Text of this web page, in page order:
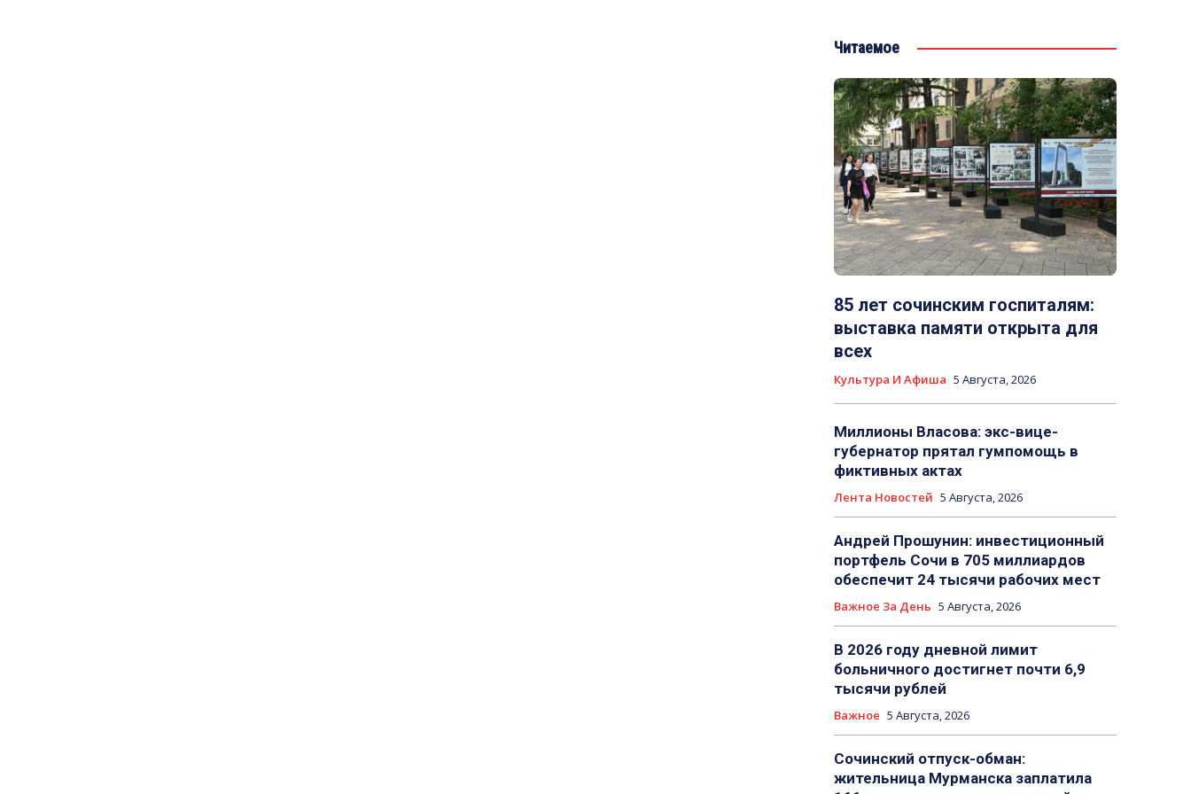
Читаемое
85 лет сочинским госпиталям:
выставка памяти открыта для
всех
Культура И Афиша 5 Августа, 2026
Миллионы Власова: экс-вице-
губернатор прятал гумпомощь в
фиктивных актах
Лента Новостей 5 Августа, 2026
Андрей Прошунин: инвестиционный
портфель Сочи в 705 миллиардов
обеспечит 24 тысячи рабочих мест
Важное За День 5 Августа, 2026
В 2026 году дневной лимит
больничного достигнет почти 6,9
тысячи рублей
Важное 5 Августа, 2026
Сочинский отпуск-обман:
жительница Мурманска заплатила